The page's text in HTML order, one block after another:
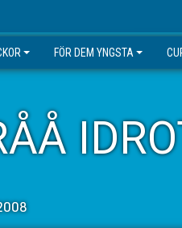
FÖR DEM YNGSTA